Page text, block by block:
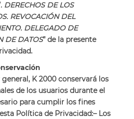
. DERECHOS DE LOS
REVOCACIÓN DEL
DELEGADO DE
DE DATOS” de la presente
K 2000 conservará los
de los usuarios durante el
para cumplir los fines
Política de Privacidad:– Los